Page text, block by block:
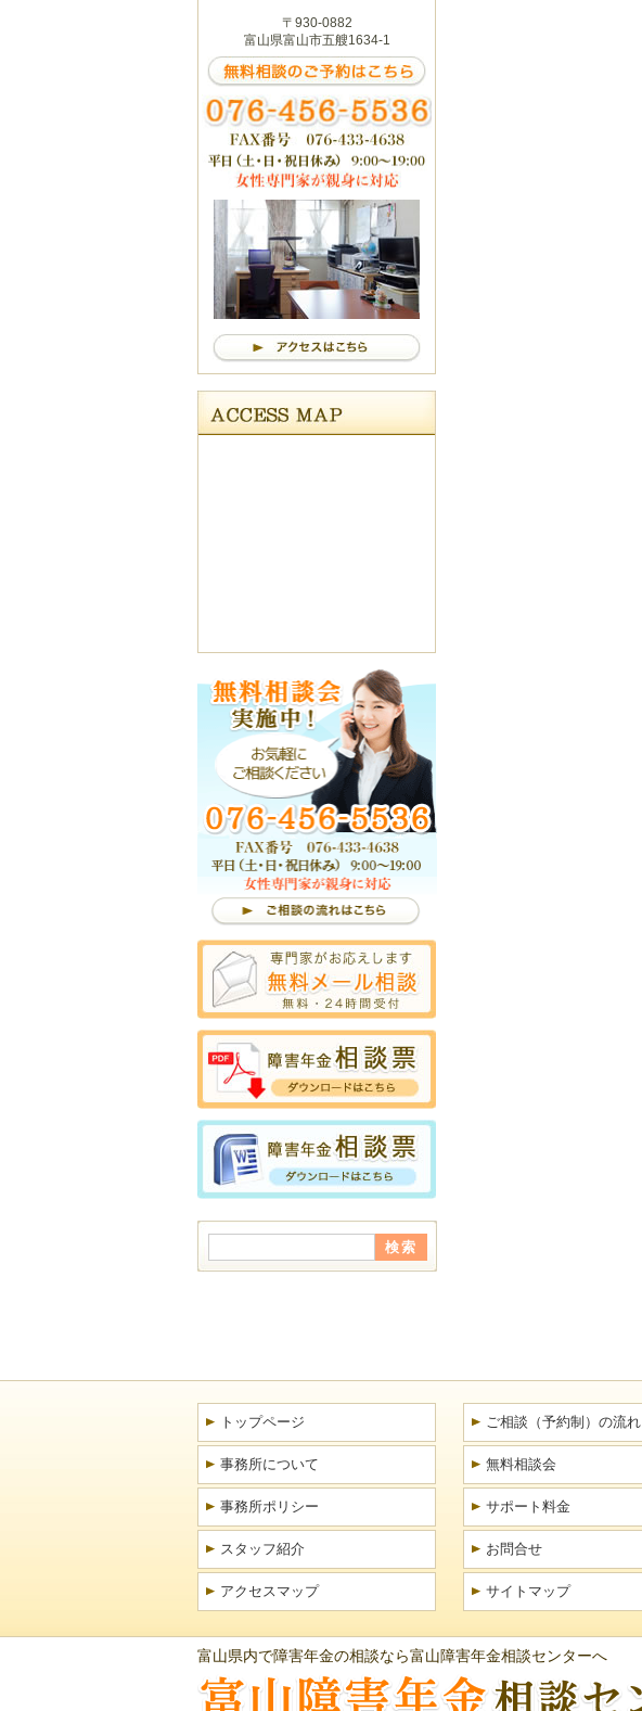
〒930-0882
富山県富山市五艘1634-1
トップページ
事務所について
事務所ポリシー
スタッフ紹介
アクセスマップ
ご相談（予約制）の流れ
無料相談会
サポート料金
お問合せ
サイトマップ
富山県内で障害年金の相談なら富山障害年金相談センターへ